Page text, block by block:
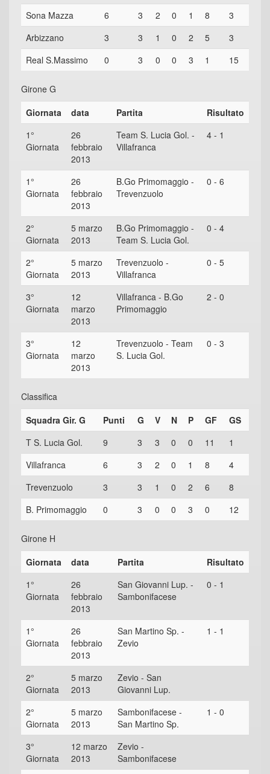
Sona Mazza
6 3 2 0 1 8
3
Arbizzano
3 3 1 0 2 5
3
Real S.Massimo
0 3 0 0 3 1 15
Girone G
Giornata
data Partita
Risultato
1°
Giornata
26
febbraio
2013
Team S. Lucia Gol. -
Villafranca
4 - 1
1°
Giornata
26
febbraio
2013
B.Go Primomaggio -
Trevenzuolo
0 - 6
2°
Giornata
5 marzo
2013
B.Go Primomaggio -
Team S. Lucia Gol.
0 - 4
2°
Giornata
5 marzo
2013
Trevenzuolo -
Villafranca
0 - 5
3°
Giornata
12
marzo
2013
Villafranca - B.Go
Primomaggio
2 - 0
3°
Giornata
12
marzo
2013
Trevenzuolo - Team
S. Lucia Gol.
0 - 3
Classifica
Squadra Gir. G
Punti G V N P GF
GS
T S. Lucia Gol.
9 3 3 0 0 11
1
Villafranca
6 3 2 0 1 8
4
Trevenzuolo
3 3 1 0 2 6
8
B. Primomaggio
0 3 0 0 3 0 12
Girone H
Giornata
data Partita
Risultato
1°
Giornata
26
febbraio
2013
San Giovanni Lup. -
Sambonifacese
0 - 1
1°
Giornata
26
febbraio
2013
San Martino Sp. -
Zevio
1 - 1
2°
Giornata
5 marzo
2013
Zevio - San
Giovanni Lup.
2°
Giornata
5 marzo
2013
Sambonifacese -
San Martino Sp.
1 - 0
3°
Giornata
12 marzo
2013
Zevio -
Sambonifacese